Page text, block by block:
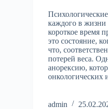
каждого в
короткое время
это состояние,
что,
потерей веса.
анорексию,
онкологических
admin